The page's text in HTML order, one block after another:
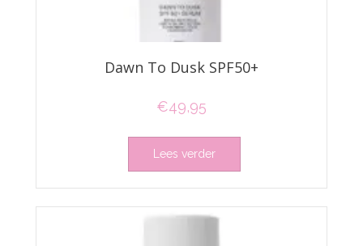
Dawn To Dusk SPF50+
€49,95
Lees verder